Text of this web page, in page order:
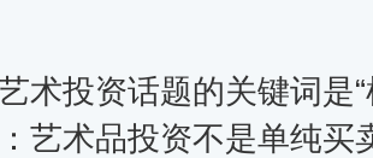
投资话题的关键词是“
艺术品投资不是单纯